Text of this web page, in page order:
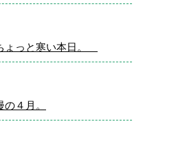
っと寒い本日。
４月。